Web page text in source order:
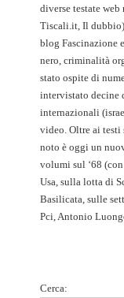
diverse testate
Tiscali.it, Il
blog Fascinazione
nero, criminalità
stato ospite di
intervistato decine
internazionali
video. Oltre ai
noto è oggi un
volumi sul ‘68
Usa, sulla lotta di
Basilicata, sulle
Pci, Antonio
Cerca: